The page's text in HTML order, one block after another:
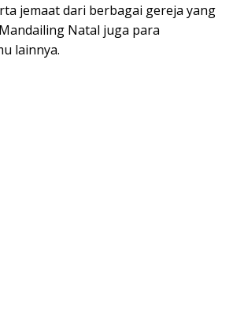
jemaat dari berbagai gereja yang
Natal juga para
lainnya.